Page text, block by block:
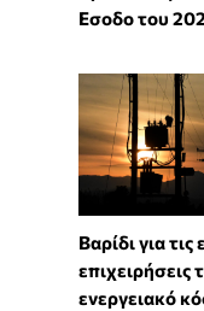
Εσοδο του
Βαρίδι για
επιχειρήσεις
ενεργειακό